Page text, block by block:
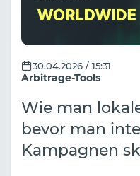
Arbitrage-Tools
30.04.2026 / 15:31
Wie man
bevor man
Kampagnen